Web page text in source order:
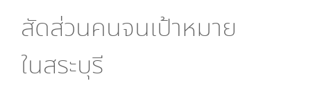
สัดส่วนคนจนเป้าหมาย
ในสระบุรี